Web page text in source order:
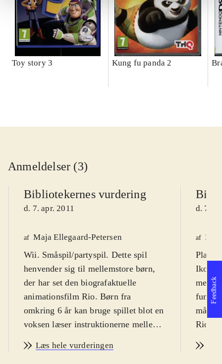
Toy story 3 Kung fu panda 2
Anmeldelser (3)
Bibliotekernes vurdering
d. 7. apr. 2011
af Maja Ellegaard-Petersen
Wii. Småspil/partyspil. Dette spil
henvender sig til mellemstore børn,
der har set den biografaktuelle
animationsfilm Rio. Børn fra
omkring 6 år kan bruge spillet blot en
voksen læser instruktionerne mellem
engelsk. Der er tre sværhedsgrader:
Læs hele vurderingen
d. 7.
af
Ikon
meget
Rio er
og
Feedback